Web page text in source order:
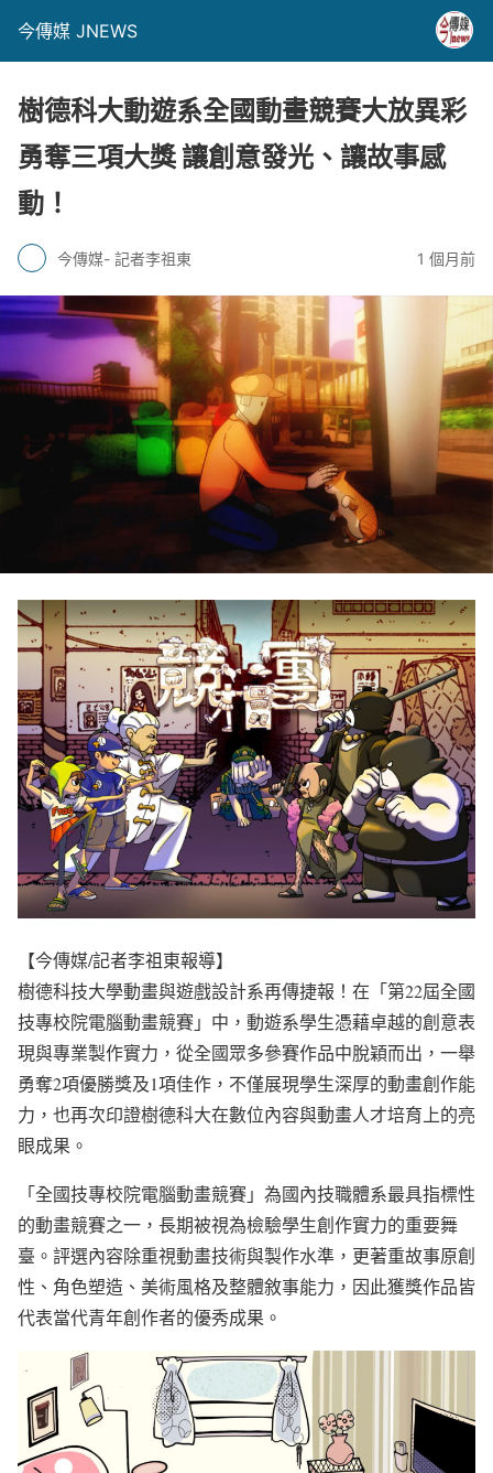
今傳媒 JNEWS
樹德科大動遊系全國動畫競賽大放異彩
勇奪三項大獎 讓創意發光、讓故事感
動！
今傳媒- 記者李祖東 1 個月前
【今傳媒/記者李祖東報導】
樹德科技大學動畫與遊戲設計系再傳捷報！在「第22屆全國
技專校院電腦動畫競賽」中，動遊系學生憑藉卓越的創意表
現與專業製作實力，從全國眾多參賽作品中脫穎而出，一舉
勇奪2項優勝獎及1項佳作，不僅展現學生深厚的動畫創作能
力，也再次印證樹德科大在數位內容與動畫人才培育上的亮
眼成果。
「全國技專校院電腦動畫競賽」為國內技職體系最具指標性
的動畫競賽之一，長期被視為檢驗學生創作實力的重要舞
臺。評選內容除重視動畫技術與製作水準，更著重故事原創
性、角色塑造、美術風格及整體敘事能力，因此獲獎作品皆
代表當代青年創作者的優秀成果。